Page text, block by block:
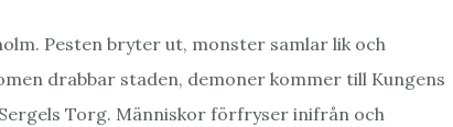
Pesten bryter ut, monster samlar lik och
drabbar staden, demoner kommer till Kungens
Torg. Människor förfryser inifrån och